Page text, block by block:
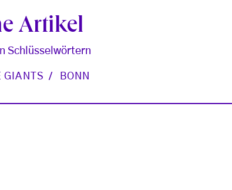
Artikel
Schlüsselwörtern
GIANTS BONN